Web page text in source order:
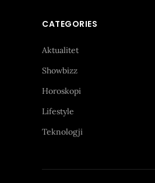
CATEGORIES
Aktualitet
Showbizz
Horoskopi
Lifestyle
Teknologji